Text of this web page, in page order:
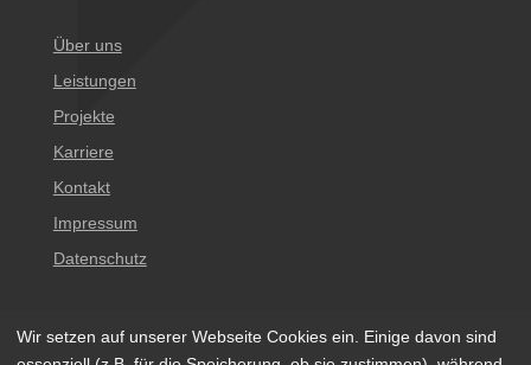
Über uns
Leistungen
Projekte
Karriere
Kontakt
Impressum
Datenschutz
Wir setzen auf unserer Webseite Cookies ein. Einige davon sind